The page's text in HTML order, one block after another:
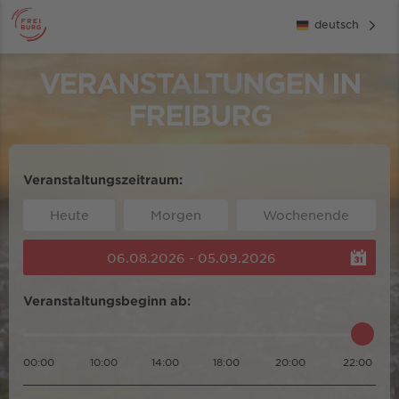
deutsch
VERANSTALTUNGEN IN
FREIBURG
Veranstaltungszeitraum:
Heute Morgen Wochenende
06.08.2026 - 05.09.2026
Veranstaltungsbeginn ab:
00:00 10:00 14:00 18:00 20:00 22:00